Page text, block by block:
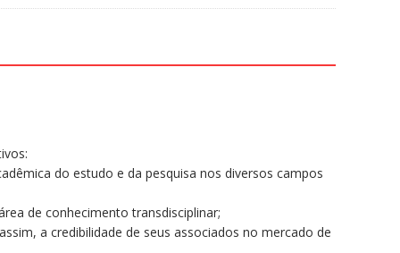
do estudo e da pesquisa nos diversos campos
de conhecimento transdisciplinar;
a credibilidade de seus associados no mercado de